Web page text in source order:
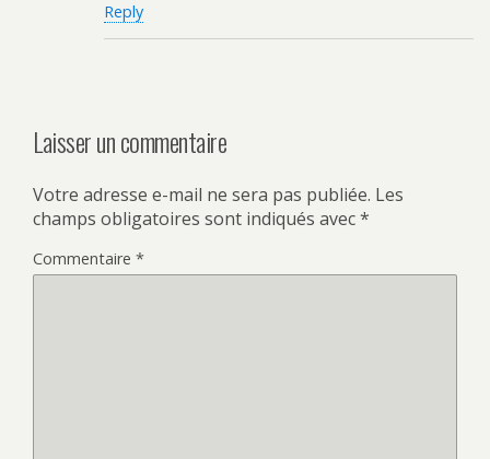
Reply
Laisser un commentaire
Votre adresse e-mail ne sera pas publiée. Les
champs obligatoires sont indiqués avec*
Commentaire *